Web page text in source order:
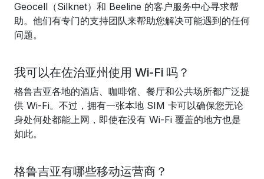
Geocell（Silknet）和 Beeline 的客户服务中心寻求帮
助。他们有专门的支持团队来帮助您解决可能遇到的任何
问题。
我可以在佐治亚州使用 Wi-Fi 吗？
格鲁吉亚各地的酒店、咖啡馆、餐厅和公共场所都广泛提
供 Wi-Fi。不过，拥有一张本地 SIM 卡可以确保您无论
身处何处都能上网，即使在没有 Wi-Fi 覆盖的地方也是
如此。
格鲁吉亚有哪些移动运营商？